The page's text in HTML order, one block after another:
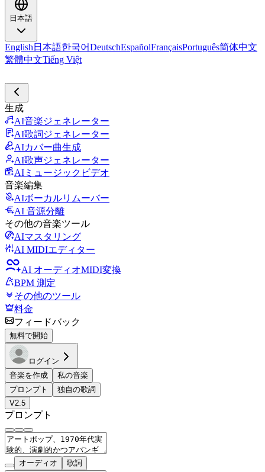
日本語
English 日本語한국어DeutschEspañolFrançaisPortuguês简体中文
繁體中文Tiếng Việt
生成
AI音楽ジェネレーター
AI歌詞ジェネレーター
AIカバー曲生成
AI歌声ジェネレーター
AIミュージックビデオ
音楽編集
AIボーカルリムーバー
AI 音源分離
その他の音楽ツール
AIマスタリング
AI MIDIエディター
AI オーディオMIDI変換
BPM 測定
その他のツール
料金
フィードバック
無料で開始
ログイン
音楽を作成
私の音楽
プロンプト
独自の歌詞
V2.5
プロンプト
オーディオ
歌詞